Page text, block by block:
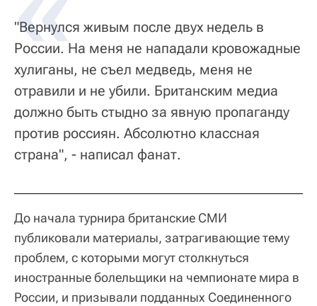
"Вернулся живым после двух недель в
России. На меня не нападали кровожадные
хулиганы, не съел медведь, меня не
отравили и не убили. Британским медиа
должно быть стыдно за явную пропаганду
против россиян. Абсолютно классная
страна", - написал фанат.
До начала турнира британские СМИ
публиковали материалы, затрагивающие тему
проблем, с которыми могут столкнуться
иностранные болельщики на чемпионате мира в
России, и призывали подданных Соединенного